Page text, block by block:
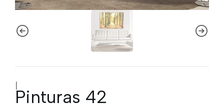
|
Pinturas 42